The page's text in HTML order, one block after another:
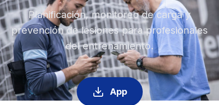
Planificación, monitoreo de carga y
prevención de lesiones para profesionales
del entrenamiento.
App